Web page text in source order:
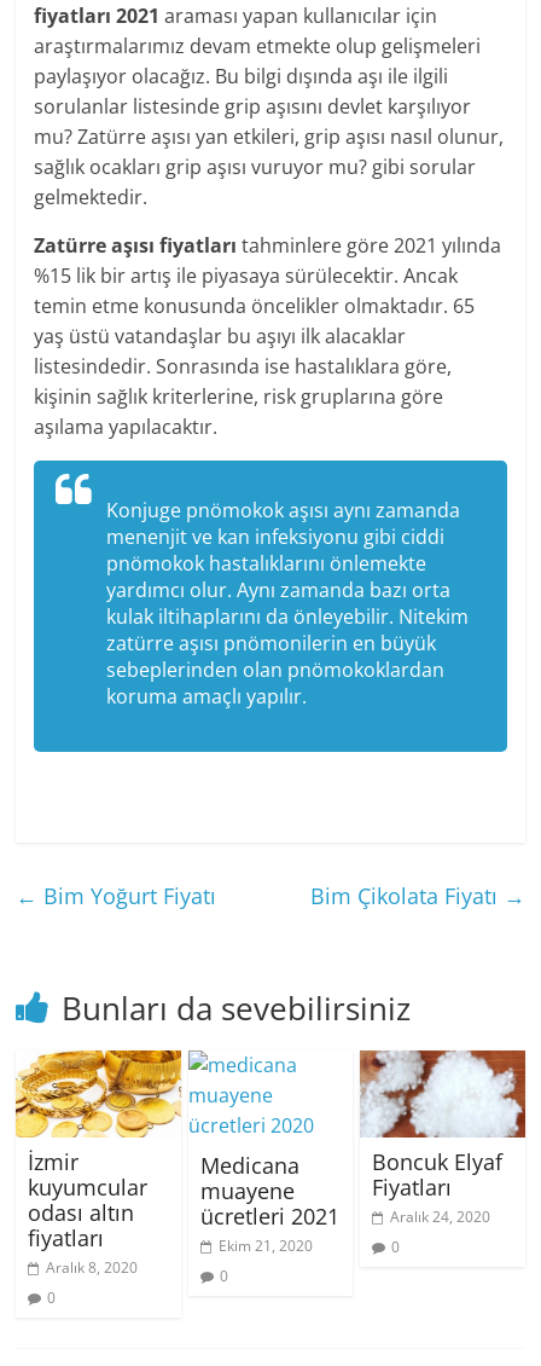
fiyatları 2021 araması yapan kullanıcılar için
araştırmalarımız devam etmekte olup gelişmeleri
paylaşıyor olacağız. Bu bilgi dışında aşı ile ilgili
sorulanlar listesinde grip aşısını devlet karşılıyor
mu? Zatürre aşısı yan etkileri, grip aşısı nasıl olunur,
sağlık ocakları grip aşısı vuruyor mu? gibi sorular
gelmektedir.
Zatürre aşısı fiyatları tahminlere göre 2021 yılında
%15 lik bir artış ile piyasaya sürülecektir. Ancak
temin etme konusunda öncelikler olmaktadır. 65
yaş üstü vatandaşlar bu aşıyı ilk alacaklar
listesindedir. Sonrasında ise hastalıklara göre,
kişinin sağlık kriterlerine, risk gruplarına göre
aşılama yapılacaktır.
Konjuge pnömokok aşısı aynı zamanda
menenjit ve kan infeksiyonu gibi ciddi
pnömokok hastalıklarını önlemekte
yardımcı olur. Aynı zamanda bazı orta
kulak iltihaplarını da önleyebilir. Nitekim
zatürre aşısı pnömonilerin en büyük
sebeplerinden olan pnömokoklardan
koruma amaçlı yapılır.
← Bim Yoğurt Fiyatı Bim Çikolata Fiyatı →
Bunları da sevebilirsiniz
İzmir
kuyumcular
odası altın
fiyatları
Aralık 8, 2020
0
Medicana
muayene
ücretleri 2021
Ekim 21, 2020
0
Boncuk Elyaf
Fiyatları
Aralık 24, 2020
0